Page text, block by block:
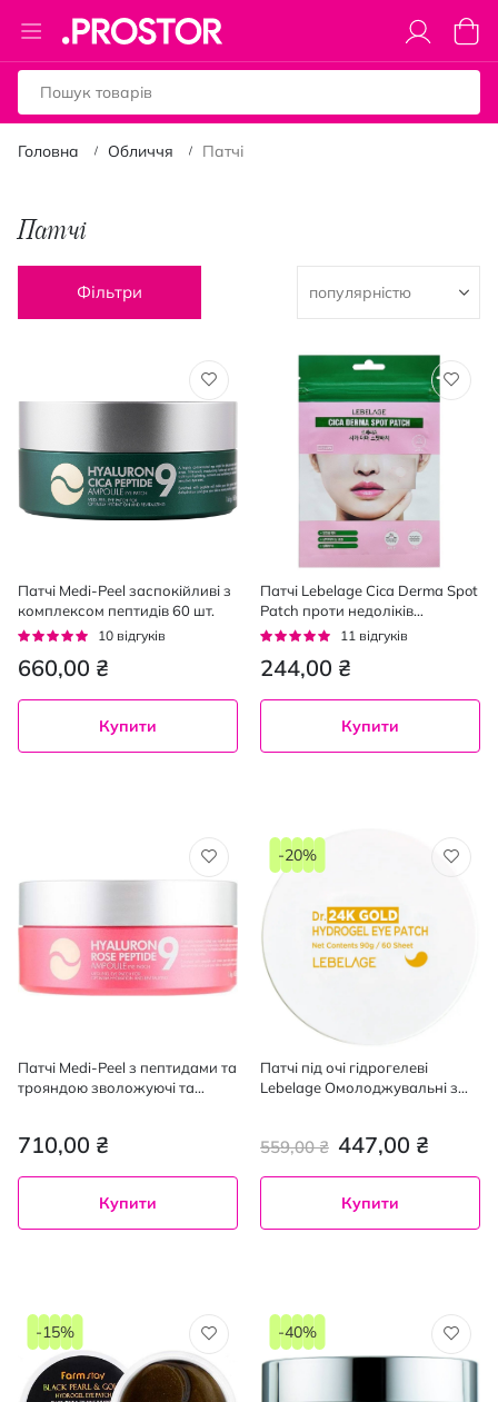
Toggle
Nav
Кошик
Головна Обличчя Патчі
Патчі
Фільтри
Патчі Medi-Peel заспокійливі з
комплексом пептидів 60 шт.
Рейтинг:
10 відгуків
660,00 ₴
Купити
Патчі Lebelage Cica Derma Spot
Patch проти недоліків
гідроколоїдні з екстрактом
азіатської центелли 40 шт.
Рейтинг:
11 відгуків
244,00 ₴
Купити
Патчі Medi-Peel з пептидами та
трояндою зволожуючі та
710,00 ₴
Купити
Патчі під очі гідрогелеві
Lebelage Омолоджувальні з
447,00 ₴
559,00 ₴
-20%
Купити
-15% -40%